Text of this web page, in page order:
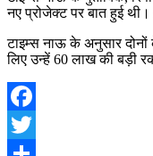
नए प्रोजेक्ट पर बात हुई
टाइम्स नाऊ के अनुसार
लिए उन्हें 60 लाख की बड़ी
Facebook
Twitter